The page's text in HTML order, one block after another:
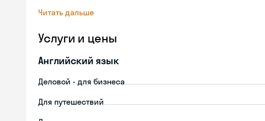
Читать дальше
Услуги и цены
Английский язык
Деловой - для бизнеса
Для путешествий